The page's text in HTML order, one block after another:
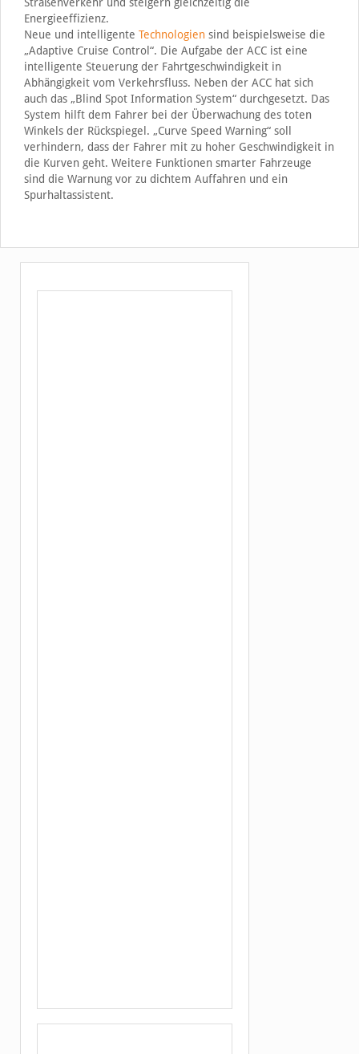
Energieeffizienz.
Neue und intelligente Technologiensind beispielsweise die
„Adaptive Cruise Control“. Die Aufgabe der ACC ist eine
intelligente Steuerung der Fahrtgeschwindigkeit in
Abhängigkeit vom Verkehrsfluss. Neben der ACC hat sich
auch das „Blind Spot Information System“ durchgesetzt. Das
System hilft dem Fahrer bei der Überwachung des toten
Winkels der Rückspiegel. „Curve Speed Warning“ soll
verhindern, dass der Fahrer mit zu hoher Geschwindigkeit in
die Kurven geht. Weitere Funktionen smarter Fahrzeuge
sind die Warnung vor zu dichtem Auffahren und ein
Spurhaltassistent.